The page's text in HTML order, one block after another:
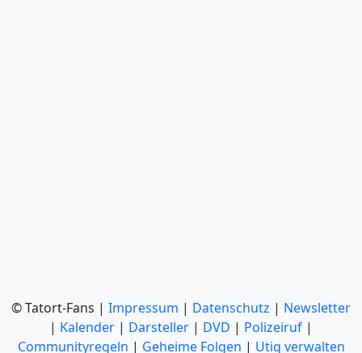
© Tatort-Fans | Impressum | Datenschutz | Newsletter
| Kalender | Darsteller | DVD | Polizeiruf |
Communityregeln | Geheime Folgen | Utiq verwalten